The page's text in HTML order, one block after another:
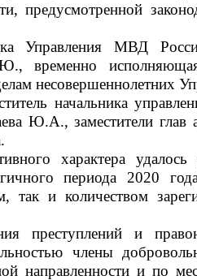
предусмотренной
Управления МВД
временно исполняющая
несовершеннолетних
начальника
Ю.А., заместители глав
характера
периода 2020
так и количеством
преступлений и
члены
направленности и по